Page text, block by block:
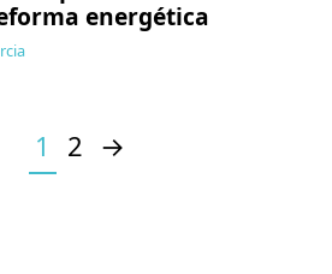
energética
1 2 →